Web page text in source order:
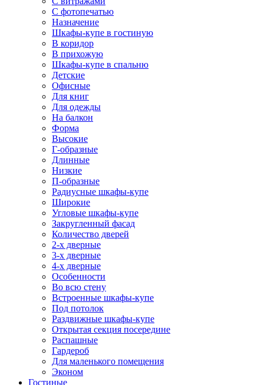
С фотопечатью
Назначение
Шкафы-купе в гостиную
В коридор
В прихожую
Шкафы-купе в спальню
Детские
Офисные
Для книг
Для одежды
На балкон
Форма
Высокие
Г-образные
Длинные
Низкие
П-образные
Радиусные шкафы-купе
Широкие
Угловые шкафы-купе
Закругленный фасад
Количество дверей
2-х дверные
3-х дверные
4-х дверные
Особенности
Во всю стену
Встроенные шкафы-купе
Под потолок
Раздвижные шкафы-купе
Открытая секция посередине
Распашные
Гардероб
Для маленького помещения
Эконом
Гостиные